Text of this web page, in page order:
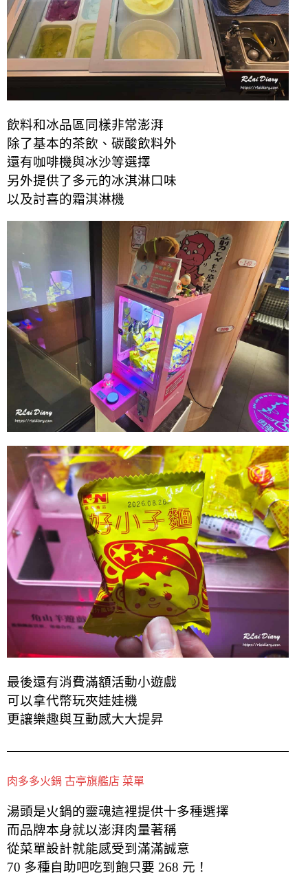
飲料和冰品區同樣非常澎湃
除了基本的茶飲、碳酸飲料外
還有咖啡機與冰沙等選擇
另外提供了多元的冰淇淋口味
以及討喜的霜淇淋機
最後還有消費滿額活動小遊戲
可以拿代幣玩夾娃娃機
更讓樂趣與互動感大大提昇
肉多多火鍋 古亭旗艦店 菜單
湯頭是火鍋的靈魂這裡提供十多種選擇
而品牌本身就以澎湃肉量著稱
從菜單設計就能感受到滿滿誠意
70 多種自助吧吃到飽只要 268 元！